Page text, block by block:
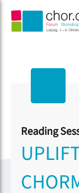
Reading